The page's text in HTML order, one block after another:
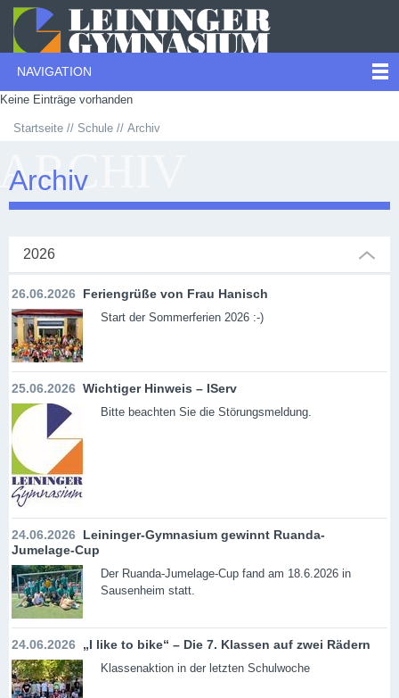
NAVIGATION
Keine Einträge vorhanden
Startseite Schule Archiv
Archiv
2026
26.06.2026 Feriengrüße von Frau Hanisch
Start der Sommerferien 2026 :-)
25.06.2026 Wichtiger Hinweis – IServ
Bitte beachten Sie die Störungsmeldung.
24.06.2026 Leininger-Gymnasium gewinnt Ruanda-
Jumelage-Cup
Der Ruanda-Jumelage-Cup fand am 18.6.2026 in
Sausenheim statt.
24.06.2026 „I like to bike“ – Die 7. Klassen auf zwei Rädern
Klassenaktion in der letzten Schulwoche